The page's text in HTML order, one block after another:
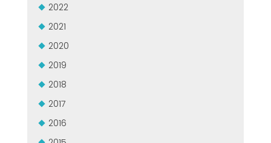
2022
2021
2020
2019
2018
2017
2016